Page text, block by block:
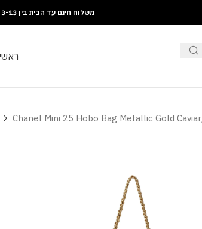
משלוח חינם עד הבית בין 3-13 ימים עסקים
ראשי
Chanel Mini 25 Hobo Bag Metallic Gold Caviar